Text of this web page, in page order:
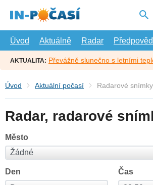
hlavní
Úvod
Aktuálně Radar Předpověď
AKTUALITA: Převážně slunečno s letními
Úvod Aktuální počasí Radarové
Radar, radarové
Město
Den Čas